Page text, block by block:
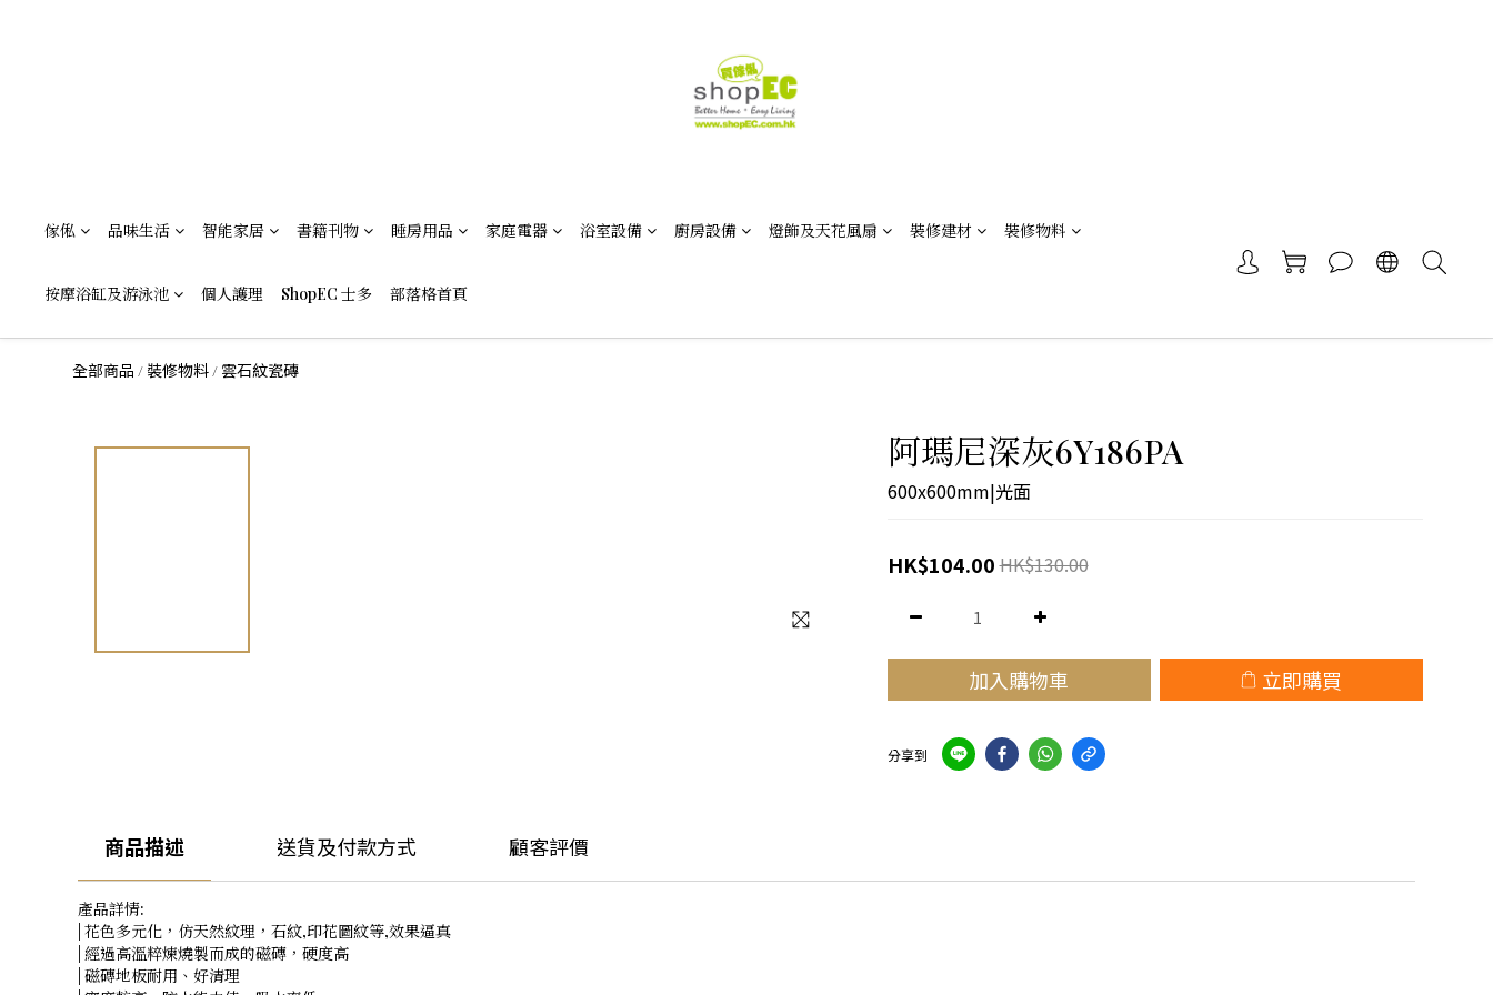
傢俬 品味生活 智能家居 書籍刊物 睡房用品 家庭電器 浴室設備 廚房設備 燈飾及天花風扇 裝修建材 裝修物料
按摩浴缸及游泳池 個人護理 ShopEC 士多 部落格首頁
全部商品 / 裝修物料 / 雲石紋瓷磚
阿瑪尼深灰6Y186PA
600x600mm|光面
HK$104.00HK$130.00
加入購物車 立即購買
分享到
商品描述 送貨及付款方式 顧客評價
產品詳情:
| 花色多元化，仿天然紋理，石紋,印花圖紋等,效果逼真
| 經過高溫粹煉燒製而成的磁磚，硬度高
| 磁磚地板耐用、好清理